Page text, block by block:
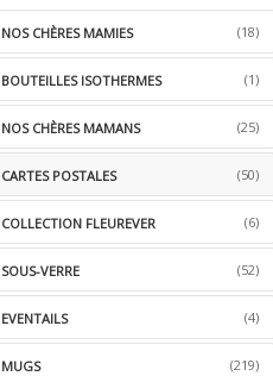
NOS CHÈRES MAMIES (18)
BOUTEILLES ISOTHERMES (1)
NOS CHÈRES MAMANS (25)
CARTES POSTALES (50)
COLLECTION FLEUREVER (6)
SOUS-VERRE (52)
EVENTAILS (4)
MUGS (219)